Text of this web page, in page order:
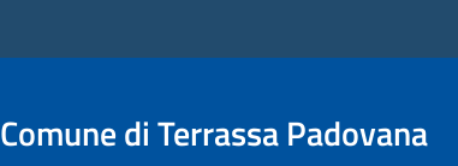
Comune di Terrassa Padovana